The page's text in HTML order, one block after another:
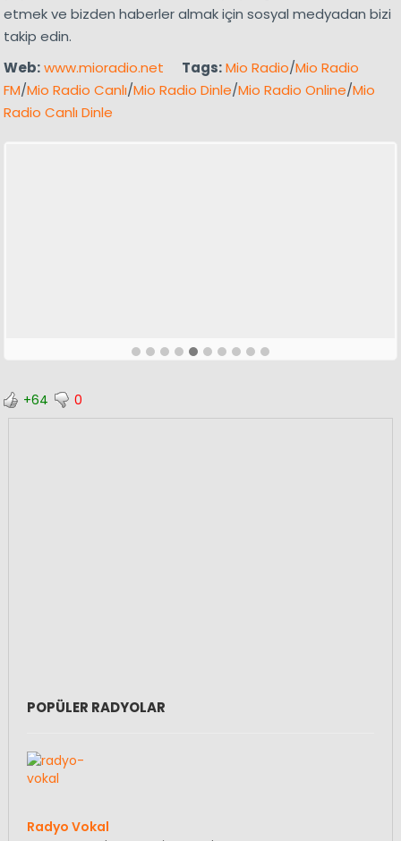
etmek ve bizden haberler almak için sosyal medyadan bizi
takip edin.
Web:www.mioradio.net Tags:Mio Radio/Mio Radio
FM/Mio Radio Canlı/Mio Radio Dinle/Mio Radio Online/Mio
Radio Canlı Dinle
+64 0
POPÜLER RADYOLAR
Radyo Vokal